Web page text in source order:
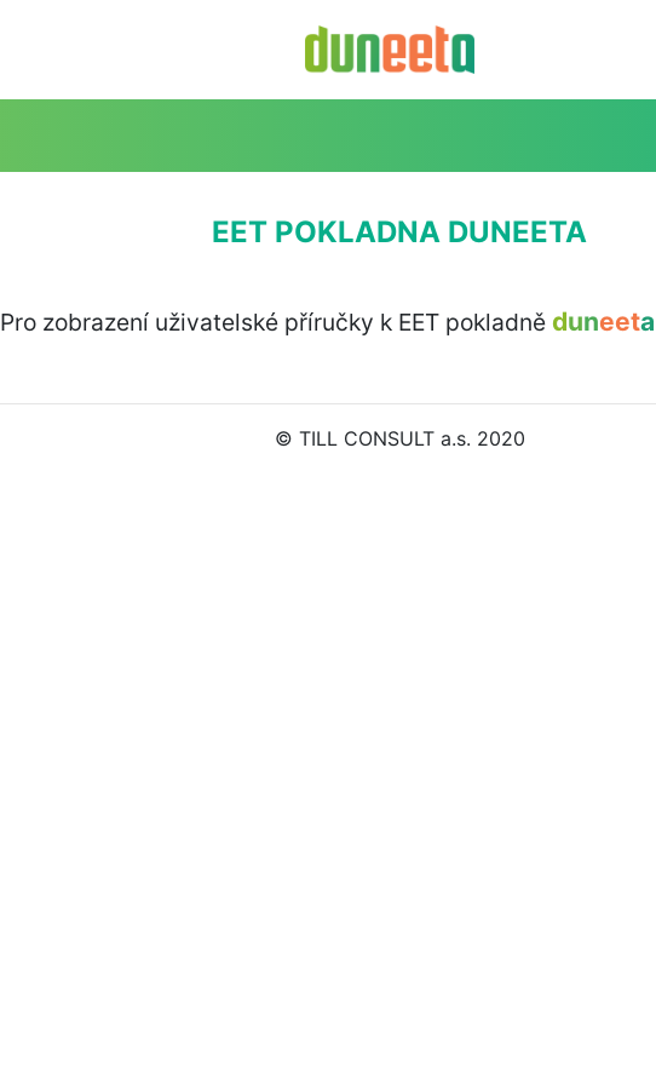
EET POKLADNA DUNEETA
Pro zobrazení uživatelské příručky k EET pokladně duneeta
© TILL CONSULT a.s. 2020